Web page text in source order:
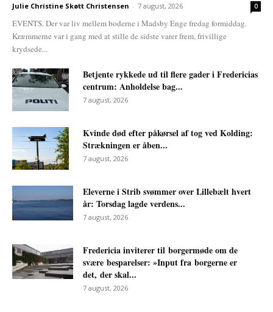
Julie Christine Skøtt Christensen - 7 august, 2026 0
EVENTS. Der var liv mellem boderne i Madsby Enge fredag formiddag.
Kræmmerne var i gang med at stille de sidste varer frem, frivillige
krydsede...
Betjente rykkede ud til flere gader i Fredericias
centrum: Anholdelse bag...
7 august, 2026
Kvinde død efter påkørsel af tog ved Kolding:
Strækningen er åben...
7 august, 2026
Eleverne i Strib svømmer over Lillebælt hvert
år: Torsdag lagde verdens...
7 august, 2026
Fredericia inviterer til borgermøde om de
svære besparelser: »Input fra borgerne er
det, der skal...
7 august, 2026